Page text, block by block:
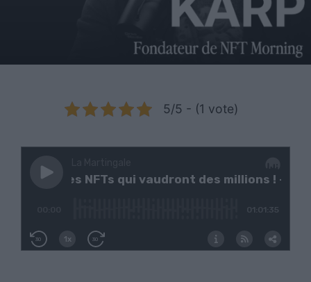
5/5 - (1 vote)